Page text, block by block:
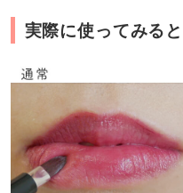
実際に使ってみる